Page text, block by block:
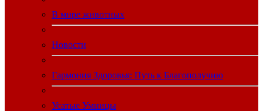
В мире животных
Новости
Гармония Здоровья: Путь к Благополучию
Усатые Умницы